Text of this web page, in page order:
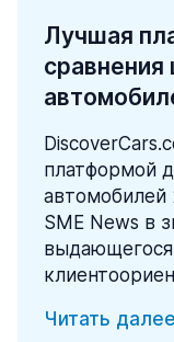
Лучшая
сравнения
платформой
автомобилей
SME News в
Читать далее